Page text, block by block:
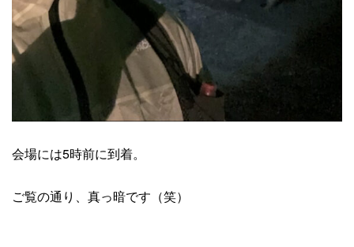
会場には5時前に到着。
ご覧の通り、真っ暗です（笑）